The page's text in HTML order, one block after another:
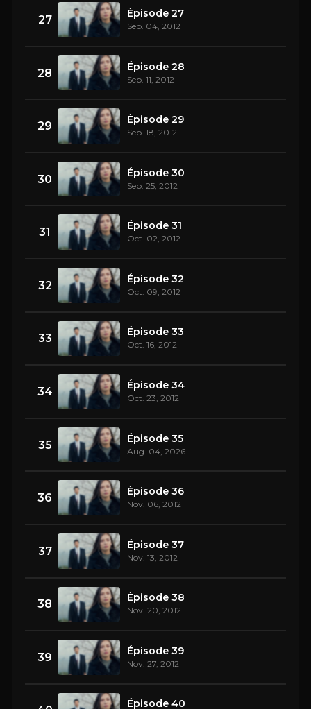
27 Épisode 27
Sep. 04, 2012
28 Épisode 28
Sep. 11, 2012
29 Épisode 29
Sep. 18, 2012
30 Épisode 30
Sep. 25, 2012
31 Épisode 31
Oct. 02, 2012
32 Épisode 32
Oct. 09, 2012
33 Épisode 33
Oct. 16, 2012
34 Épisode 34
Oct. 23, 2012
35 Épisode 35
Aug. 04, 2026
36 Épisode 36
Nov. 06, 2012
37 Épisode 37
Nov. 13, 2012
38 Épisode 38
Nov. 20, 2012
39 Épisode 39
Nov. 27, 2012
Épisode 40